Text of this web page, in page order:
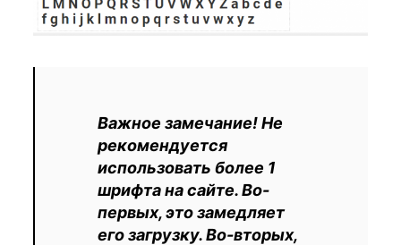
Важное замечание! Не
рекомендуется
использовать более 1
шрифта на сайте. Во-
первых, это замедляет
его загрузку. Во-вторых,